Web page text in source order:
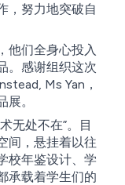
，努力地突破自
他们全身心投入
。感谢组织这次
Ms Yan，
。
无处不在”。目
间，悬挂着以往
校年鉴设计、学
承载着学生们的